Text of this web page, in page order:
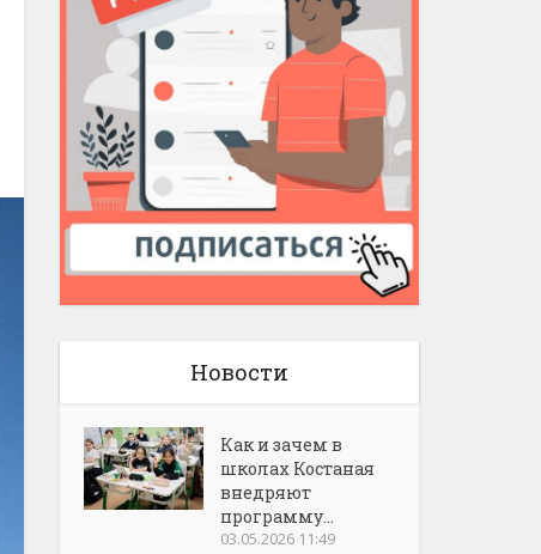
Новости
Как и зачем в
школах Костаная
внедряют
программу...
03.05.2026 11:49